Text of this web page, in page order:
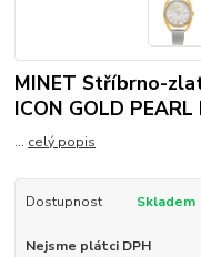
MINET Stříbrno-
ICON GOLD
... celý popis
Dostupnost Skladem
Nejsme plátci DPH